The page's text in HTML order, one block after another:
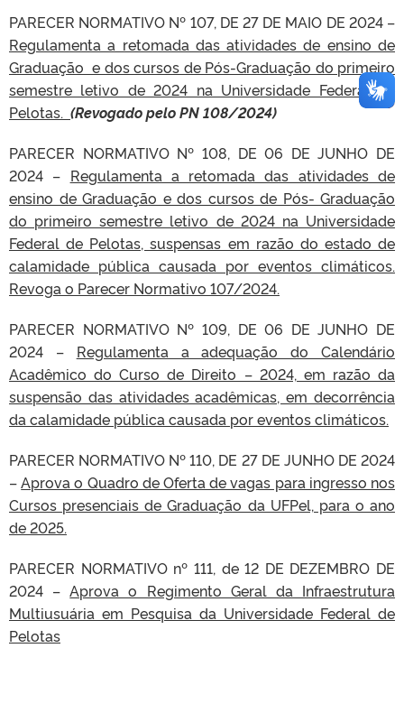
PARECER NORMATIVO Nº 107, DE 27 DE MAIO DE 2024 –
Regulamenta a retomada das atividades de ensino de
Graduação e dos cursos de Pós-Graduação do primeiro
semestre letivo de 2024 na Universidade Federal de
Pelotas. (Revogado pelo PN 108/2024)
PARECER NORMATIVO Nº 108, DE 06 DE JUNHO DE
2024 – Regulamenta a retomada das atividades de
ensino de Graduação e dos cursos de Pós- Graduação
do primeiro semestre letivo de 2024 na Universidade
Federal de Pelotas, suspensas em razão do estado de
calamidade pública causada por eventos climáticos.
Revoga o Parecer Normativo 107/2024.
PARECER NORMATIVO Nº 109, DE 06 DE JUNHO DE
2024 – Regulamenta a adequação do Calendário
Acadêmico do Curso de Direito – 2024, em razão da
suspensão das atividades acadêmicas, em decorrência
da calamidade pública causada por eventos climáticos.
PARECER NORMATIVO Nº 110, DE 27 DE JUNHO DE 2024
–Aprova o Quadro de Oferta de vagas para ingresso nos
Cursos presenciais de Graduação da UFPel, para o ano
de 2025.
PARECER NORMATIVO nº 111, de 12 DE DEZEMBRO DE
2024 –Aprova o Regimento Geral da Infraestrutura
Multiusuária em Pesquisa da Universidade Federal de
Pelotas